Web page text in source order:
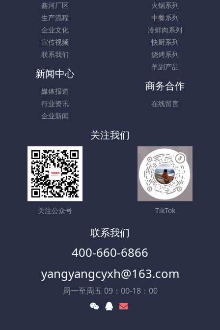
鑫河厂区
生产流程
企业文化
宣传视频
联系我们
火锅系列
中餐系列
冷鲜肉系列
快厨系列
烧烤系列
羊副产品
新闻中心
媒体报道
行业资讯
企业新闻
商务合作
在线留言
关注我们
关注公众号 TikTok
联系我们
400-660-6866
yangyangcyxh@163.com
周一至周五 09：00-18：00